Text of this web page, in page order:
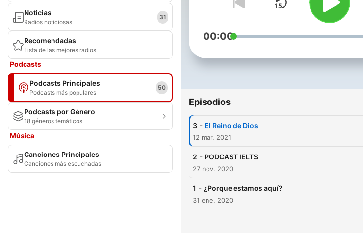
Noticias
Radios noticiosas
31
Recomendadas
Lista de las mejores radios
Podcasts
Podcasts Principales
Podcasts más populares
50
Podcasts por Género
18 géneros temáticos
Música
Canciones Principales
Canciones más escuchadas
00:00
Episodios
3 - El Reino de Dios
12 mar. 2021
2 - PODCAST IELTS
27 nov. 2020
1 - ¿Porque estamos aquí?
31 ene. 2020